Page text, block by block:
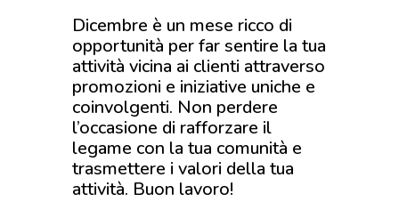
Dicembre è un mese ricco di
opportunità per far sentire la tua
attività vicina ai clienti attraverso
promozioni e iniziative uniche e
coinvolgenti. Non perdere
l’occasione di rafforzare il
legame con la tua comunità e
trasmettere i valori della tua
attività. Buon lavoro!